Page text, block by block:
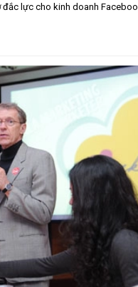
lực cho kinh doanh